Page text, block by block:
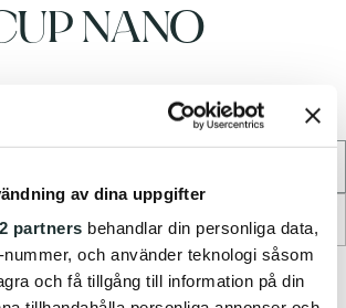
av dina uppgifter
partners behandlar din personliga data,
och använder teknologi såsom
och få tillgång till information på din
NANO